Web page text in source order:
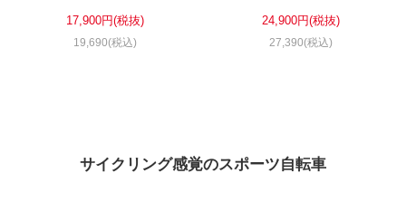
17,900円(税抜)
19,690(税込)
24,900円(税抜)
27,390(税込)
サイクリング感覚のスポーツ自転車